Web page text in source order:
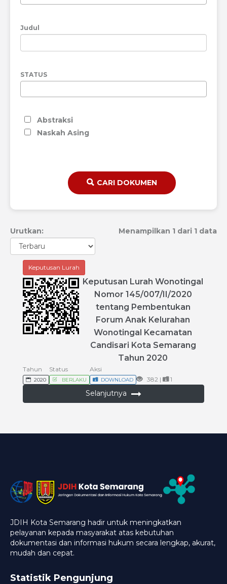
Judul
STATUS
Abstraksi
Naskah Asing
CARI DOKUMEN
Urutkan: Menampilkan 1 dari 1 data
Keputusan Lurah
Keputusan Lurah Wonotingal
Nomor 145/007/II/2020
tentang Pembentukan
Forum Anak Kelurahan
Wonotingal Kecamatan
Candisari Kota Semarang
Tahun 2020
Tahun
2020
Status
BERLAKU
Aksi
DOWNLOAD 382 | 1
Selanjutnya
JDIH Kota Semarang hadir untuk meningkatkan
pelayanan kepada masyarakat atas kebutuhan
dokumentasi dan informasi hukum secara lengkap, akurat,
mudah dan cepat.
Statistik Pengunjung